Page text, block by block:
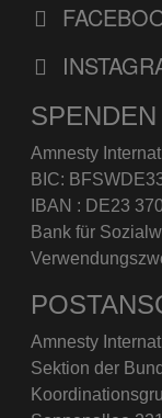
SPENDEN
Amnesty
BIC:
IBAN : DE23
Bank für
Amnesty
Sektion der